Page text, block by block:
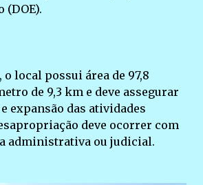
(DOE).
o local possui área de 97,8
de 9,3 km e deve assegurar
expansão das atividades
deve ocorrer com
administrativa ou judicial.